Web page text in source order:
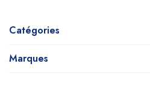
Catégories
Marques